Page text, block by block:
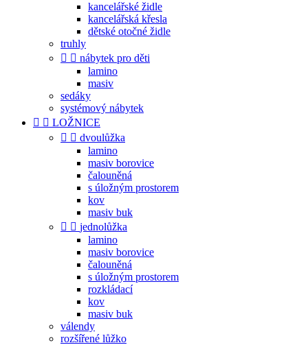
kancelářské židle
kancelářská křesla
dětské otočné židle
truhly
  nábytek pro děti
lamino
masiv
sedáky
systémový nábytek
  LOŽNICE
  dvoulůžka
lamino
masiv borovice
čalouněná
s úložným prostorem
kov
masiv buk
  jednolůžka
lamino
masiv borovice
čalouněná
s úložným prostorem
rozkládací
kov
masiv buk
válendy
rozšířené lůžko